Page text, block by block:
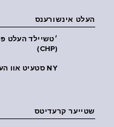
העלט אינשורענס
׳טשיילד העלט
(CHP)
NY סטעיט אוו העלט
שטייער קרעדיטס